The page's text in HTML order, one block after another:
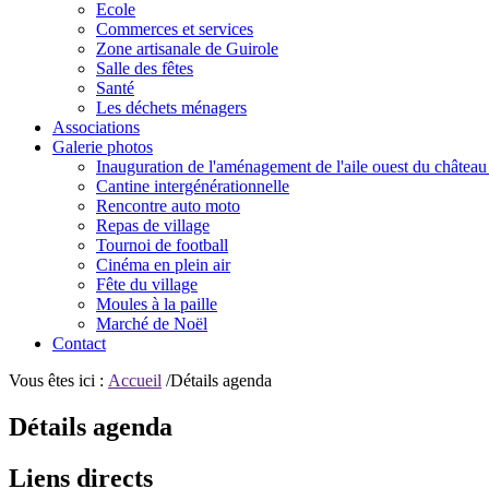
Ecole
Commerces et services
Zone artisanale de Guirole
Salle des fêtes
Santé
Les déchets ménagers
Associations
Galerie photos
Inauguration de l'aménagement de l'aile ouest du
Cantine intergénérationnelle
Rencontre auto moto
Repas de village
Tournoi de football
Cinéma en plein air
Fête du village
Moules à la paille
Marché de Noël
Contact
Vous êtes ici : Accueil /Détails agenda
Détails agenda
Liens directs